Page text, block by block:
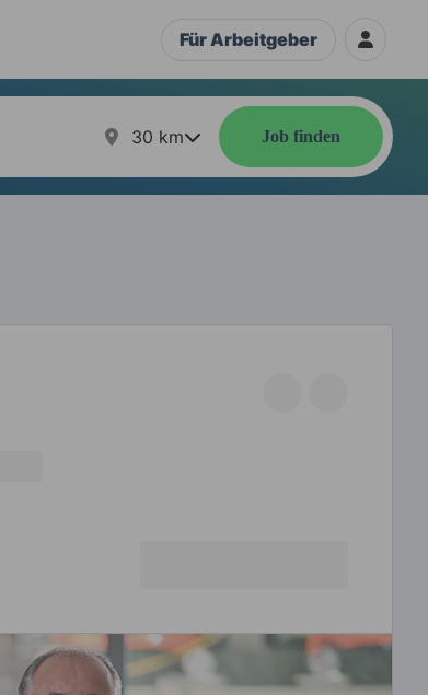
Für Arbeitgeber
30 km Job finden